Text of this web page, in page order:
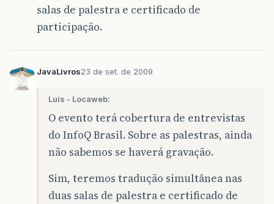
salas de palestra e certificado de
participação.
JavaLivros23 de set. de 2009
Luis - Locaweb:
O evento terá cobertura de entrevistas
do InfoQ Brasil. Sobre as palestras, ainda
não sabemos se haverá gravação.
Sim, teremos tradução simultânea nas
duas salas de palestra e certificado de